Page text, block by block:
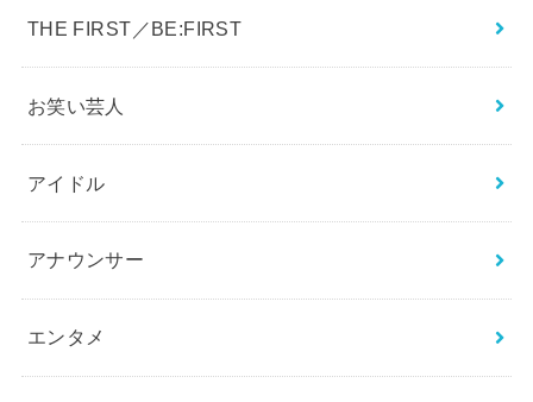
THE FIRST／BE:FIRST
お笑い芸人
アイドル
アナウンサー
エンタメ